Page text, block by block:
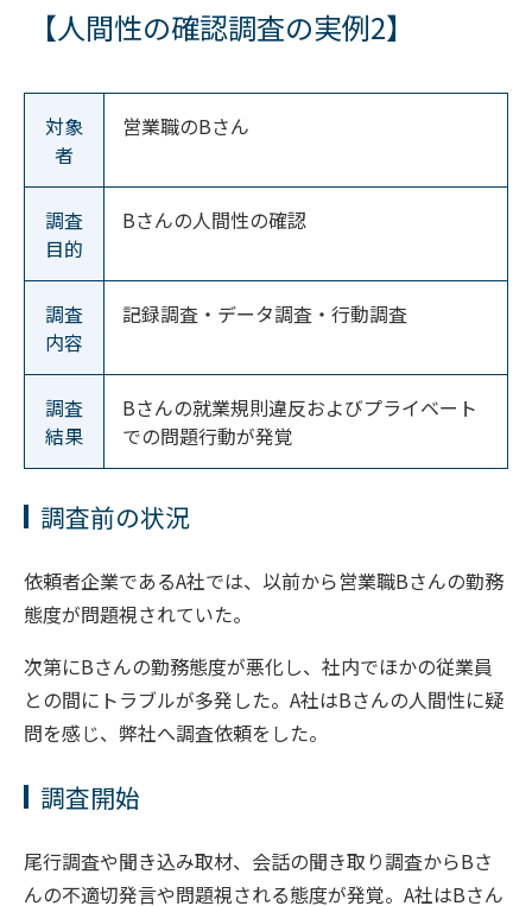
【人間性の確認調査の実例2】
対象
者
営業職のBさん
調査
目的
Bさんの人間性の確認
調査
内容
記録調査・データ調査・行動調査
調査
結果
Bさんの就業規則違反およびプライベート
での問題行動が発覚
調査前の状況
依頼者企業であるA社では、以前から営業職Bさんの勤務
態度が問題視されていた。
次第にBさんの勤務態度が悪化し、社内でほかの従業員
との間にトラブルが多発した。A社はBさんの人間性に疑
問を感じ、弊社へ調査依頼をした。
調査開始
尾行調査や聞き込み取材、会話の聞き取り調査からBさ
んの不適切発言や問題視される態度が発覚。A社はBさん